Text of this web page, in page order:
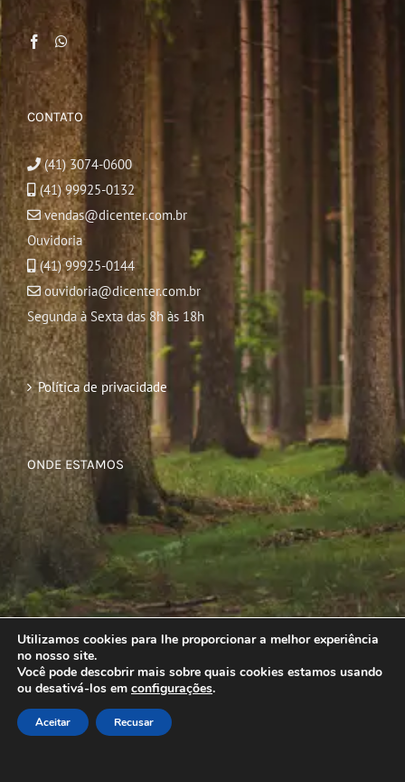
CONTATO
(41) 3074-0600
(41) 99925-0132
vendas@dicenter.com.br
Ouvidoria
(41) 99925-0144
ouvidoria@dicenter.com.br
Segunda à Sexta das 8h às 18h
Política de privacidade
ONDE ESTAMOS
Utilizamos cookies para lhe proporcionar a melhor experiência
no nosso site.
Você pode descobrir mais sobre quais cookies estamos usando
ou desativá-los em configurações.
Aceitar Recusar